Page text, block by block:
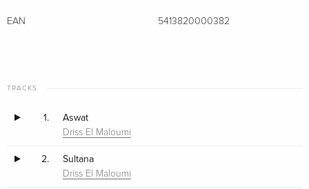
EAN 5413820000382
TRACKS
1. Aswat
Driss El Maloumi
2. Sultana
Driss El Maloumi